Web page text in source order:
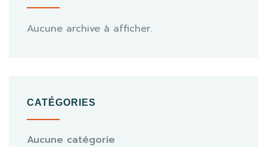
Aucune archive à afficher.
CATÉGORIES
Aucune catégorie